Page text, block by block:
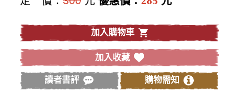
加入購物車
加入收藏
讀者書評 購物需知